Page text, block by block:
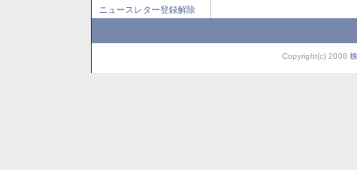
ニュースレター登録解除
Copyright(c) 2008